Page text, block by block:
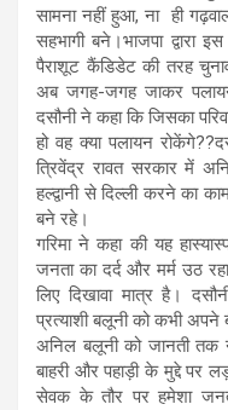
सामना नहीं हुआ, ना ही
सहभागी बने।भाजपा द्वारा
पैराशूट कैंडिडेट की तरह
अब जगह-जगह जाकर
दसौनी ने कहा कि जिसका
हो वह क्या पलायन
त्रिवेंद्र रावत सरकार में
हल्द्वानी से दिल्ली करने का
बने रहे।
गरिमा ने कहा की यह
जनता का दर्द और मर्म उठ
लिए दिखावा मात्र है।
प्रत्याशी बलूनी को कभी
अनिल बलूनी को जानती तक
बाहरी और पहाड़ी के मुद्दे पर
सेवक के तौर पर हमेशा